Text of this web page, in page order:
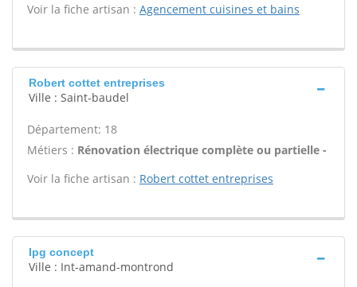
Voir la fiche artisan : Agencement cuisines et bains
Robert cottet entreprises
Ville : Saint-baudel
Département: 18
Métiers : Rénovation électrique complète ou partielle -
Voir la fiche artisan : Robert cottet entreprises
Ipg concept
Ville : Int-amand-montrond